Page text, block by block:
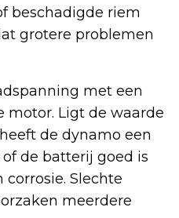
beschadigde riem
grotere problemen
met een
motor. Ligt de waarde
de dynamo een
de batterij goed is
Slechte
meerdere